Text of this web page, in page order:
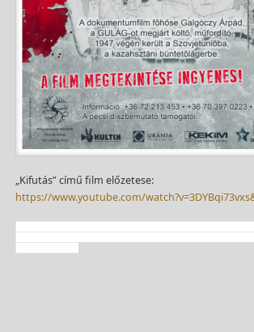
„Kifutás” című film előzetese:
https://www.youtube.com/